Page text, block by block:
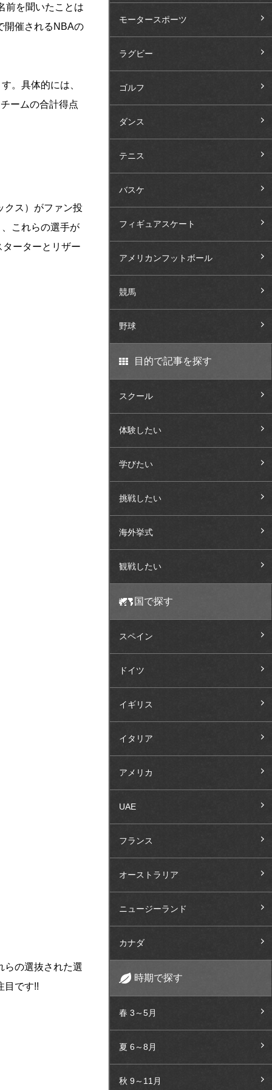
前を聞いたことは
開催されるNBAの
。 具体的には、
ームの合計得点
クス）がファン投
これらの選手が
ーターとリザー
らの選抜された選
目です!!
モータースポーツ
ラグビー
ゴルフ
ダンス
テニス
バスケ
フィギュアスケート
アメリカンフットボール
競馬
野球
目的で記事を探す
スクール
体験したい
学びたい
挑戦したい
海外挙式
観戦したい
国で探す
スペイン
ドイツ
イギリス
イタリア
アメリカ
UAE
フランス
オーストラリア
ニュージーランド
カナダ
時期で探す
春 3～5月
夏 6～8月
秋 9～11月